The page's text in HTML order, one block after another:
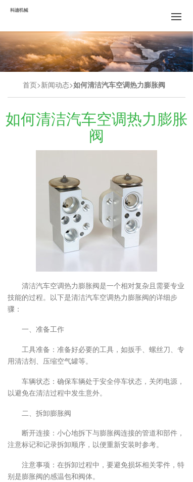
首页 新闻动态 如何清洁汽车空调热力膨胀阀
如何清洁汽车空调热力膨胀
阀
清洁汽车空调热力膨胀阀是一个相对复杂且需要专业
技能的过程。以下是清洁汽车空调热力膨胀阀的详细步
骤：
一、准备工作
工具准备：准备好必要的工具，如扳手、螺丝刀、专
用清洁剂、压缩空气罐等。
车辆状态：确保车辆处于安全停车状态，关闭电源，
以避免在清洁过程中发生意外。
二、拆卸膨胀阀
断开连接：小心地拆下与膨胀阀连接的管道和部件，
注意标记和记录拆卸顺序，以便重新安装时参考。
注意事项：在拆卸过程中，要避免损坏相关零件，特
别是膨胀阀的感温包和阀体。